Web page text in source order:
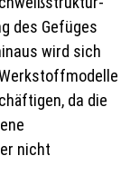
des Gefüges
wird sich
da die
nicht